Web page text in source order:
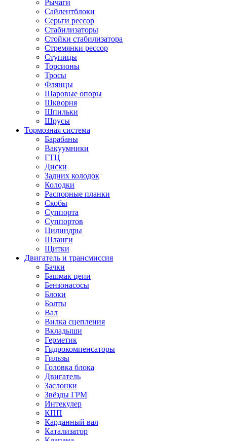
Рычаги
Сайлентблоки
Серьги рессор
Стабилизаторы
Стойки стабилизатора
Стремянки рессор
Ступицы
Торсионы
Тросы
Флянцы
Шаровые опоры
Шкворня
Шпильки
Шрусы
Тормозная система
Барабаны
Вакуумники
ГТЦ
Диски
Задних колодок
Колодки
Распорные планки
Скобы
Суппорта
Суппортов
Цилиндры
Шланги
Щитки
Двигатель и трансмиссия
Бачки
Башмак цепи
Бензонасосы
Блоки
Болты
Вал
Вилка сцепления
Вкладыши
Герметик
Гидрокомпенсаторы
Гильзы
Головка блока
Двигатель
Заслонки
Звёзды ГРМ
Интекулер
КПП
Карданный вал
Катализатор